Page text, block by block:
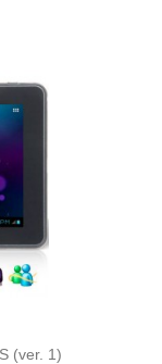
(ver. 1)